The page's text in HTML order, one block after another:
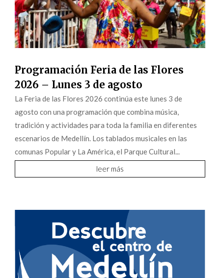
Programación Feria de las Flores
2026 – Lunes 3 de agosto
La Feria de las Flores 2026 continúa este lunes 3 de
agosto con una programación que combina música,
tradición y actividades para toda la familia en diferentes
escenarios de Medellín. Los tablados musicales en las
comunas Popular y La América, el Parque Cultural...
leer más